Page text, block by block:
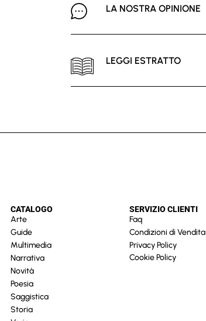
LA NOSTRA OPINIONE
LEGGI ESTRATTO
CATALOGO
Arte
Guide
Multimedia
Narrativa
Novità
Poesia
Saggistica
Storia
SERVIZIO CLIENTI
Faq
Condizioni di Vendita
Privacy Policy
Cookie Policy